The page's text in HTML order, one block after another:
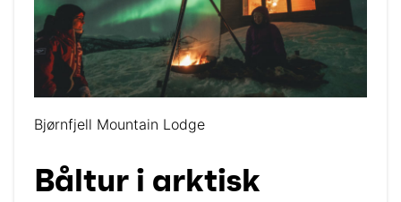
Bjørnfjell Mountain Lodge
Båltur i arktisk